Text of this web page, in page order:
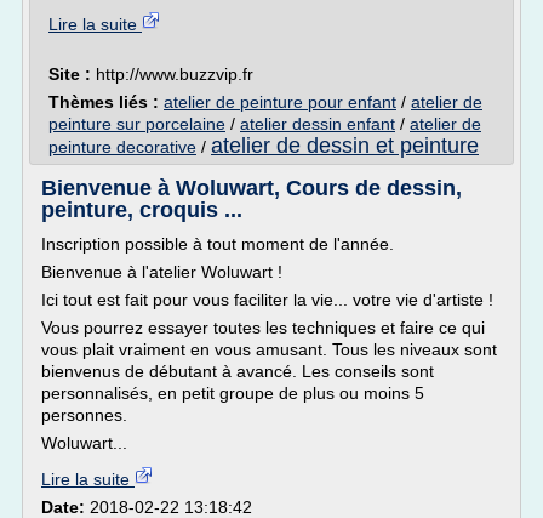
Lire la suite
Site : http://www.buzzvip.fr
Thèmes liés : atelier de peinture pour enfant / atelier de
peinture sur porcelaine / atelier dessin enfant / atelier de
peinture decorative / atelier de dessin et peinture
Bienvenue à Woluwart, Cours de dessin,
peinture, croquis ...
Inscription possible à tout moment de l'année.
Bienvenue à l'atelier Woluwart !
Ici tout est fait pour vous faciliter la vie... votre vie d'artiste !
Vous pourrez essayer toutes les techniques et faire ce qui
vous plait vraiment en vous amusant. Tous les niveaux sont
bienvenus de débutant à avancé. Les conseils sont
personnalisés, en petit groupe de plus ou moins 5
personnes.
Woluwart...
Lire la suite
Date: 2018-02-22 13:18:42